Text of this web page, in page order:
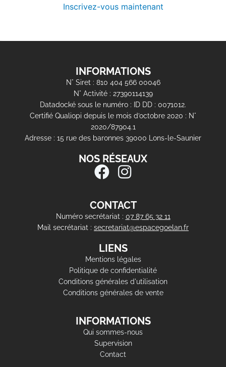
Inscrivez-vous maintenant
INFORMATIONS
N° Siret : 810 404 566 00046
N° Activité : 27390114139
Datadocké sous le numéro : ID DD : 0071012.
Certifié Qualiopi depuis le mois d’octobre 2020 : N°
2020/87904.1
Adresse : 15 rue des baronnes 39000 Lons-le-Saunier
NOS RÉSEAUX
CONTACT
Numéro secrétariat : 07 87 65 32 11
Mail secrétariat : secretariat@espacegoelan.fr
LIENS
Mentions légales
Politique de confidentialité
Conditions générales d'utilisation
Conditions générales de vente
INFORMATIONS
Qui sommes-nous
Supervision
Contact